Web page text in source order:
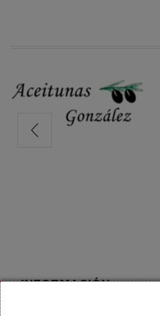
INFORMACIÓN